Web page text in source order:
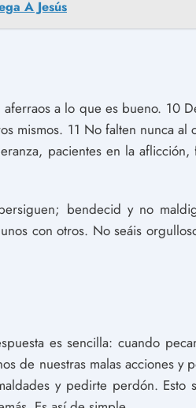
A Jesús
a lo que es bueno. 10
mismos. 11 No falten nunca
pacientes en la
bendecid y no
con otros. No seáis
es sencilla: cuando
de nuestras malas acciones
y pedirte perdón. Esto